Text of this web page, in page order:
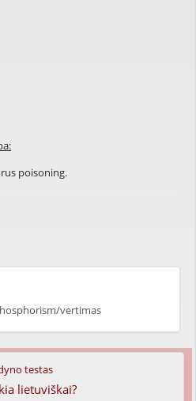
poisoning.
vertimas
testas
lietuviškai?